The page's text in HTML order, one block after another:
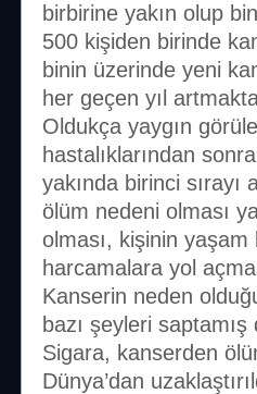
birbirine yakın olup
500 kişiden birinde
binin üzerinde yeni
her geçen yıl
Oldukça yaygın
hastalıklarından
yakında birinci sırayı
ölüm nedeni olması
olması, kişinin
harcamalara yol
Kanserin neden
bazı şeyleri saptamış
Sigara, kanserden
Dünya’dan